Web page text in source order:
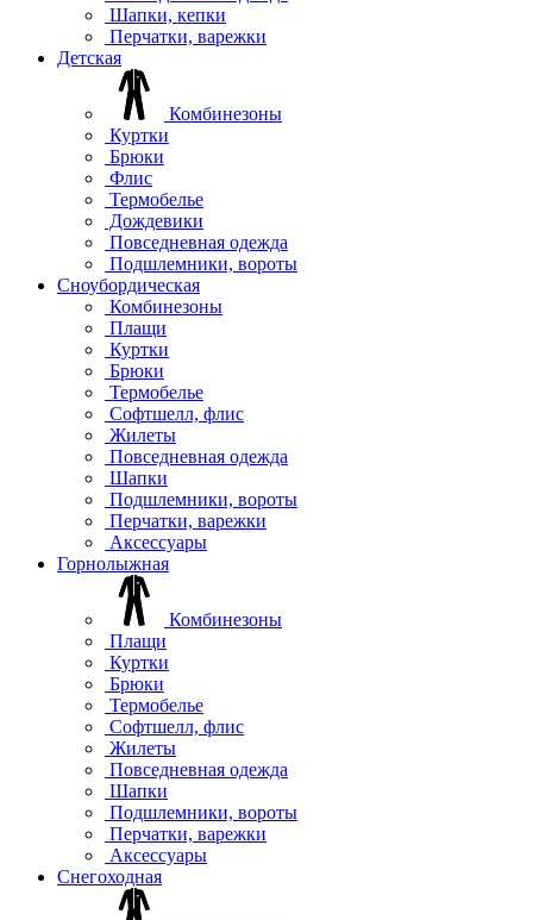
Шапки, кепки
Перчатки, варежки
Детская
Комбинезоны
Куртки
Брюки
Флис
Термобелье
Дождевики
Повседневная одежда
Подшлемники, вороты
Сноубордическая
Комбинезоны
Плащи
Куртки
Брюки
Термобелье
Софтшелл, флис
Жилеты
Повседневная одежда
Шапки
Подшлемники, вороты
Перчатки, варежки
Аксессуары
Горнолыжная
Комбинезоны
Плащи
Куртки
Брюки
Термобелье
Софтшелл, флис
Жилеты
Повседневная одежда
Шапки
Подшлемники, вороты
Перчатки, варежки
Аксессуары
Снегоходная